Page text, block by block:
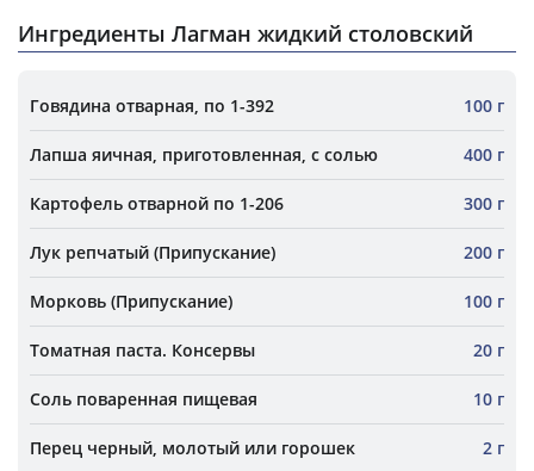
Ингредиенты Лагман жидкий столовский
Говядина отварная, по 1-392 100 г
Лапша яичная, приготовленная, с солью 400 г
Картофель отварной по 1-206 300 г
Лук репчатый (Припускание) 200 г
Морковь (Припускание) 100 г
Томатная паста. Консервы 20 г
Соль поваренная пищевая 10 г
Перец черный, молотый или горошек 2 г